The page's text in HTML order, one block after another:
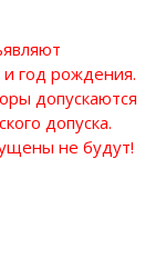
год рождения.
допускаются
допуска.
не будут!